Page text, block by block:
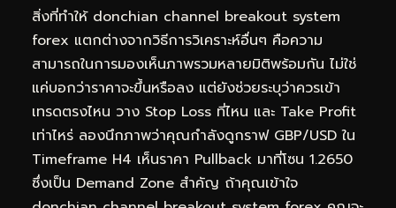
สิ่งที่ทำให้ donchian channel breakout system
forex แตกต่างจากวิธีการวิเคราะห์อื่นๆ คือความ
สามารถในการมองเห็นภาพรวมหลายมิติพร้อมกัน ไม่ใช่
แค่บอกว่าราคาจะขึ้นหรือลง แต่ยังช่วยระบุว่าควรเข้า
เทรดตรงไหน วาง Stop Loss ที่ไหน และ Take Profit
เท่าไหร่ ลองนึกภาพว่าคุณกำลังดูกราฟ GBP/USD ใน
Timeframe H4 เห็นราคา Pullback มาที่โซน 1.2650
ซึ่งเป็น Demand Zone สำคัญ ถ้าคุณเข้าใจ